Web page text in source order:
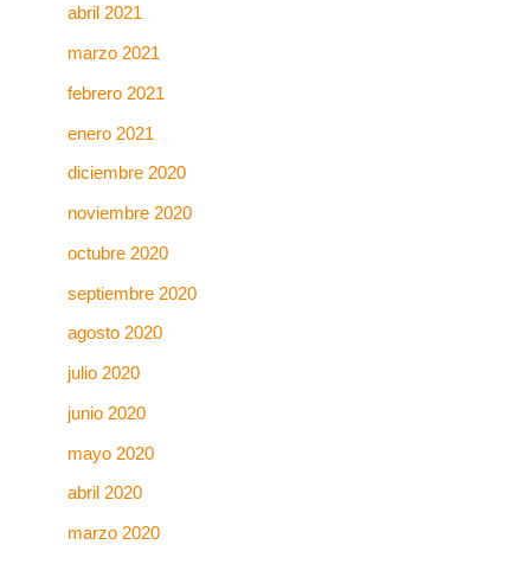
abril 2021
marzo 2021
febrero 2021
enero 2021
diciembre 2020
noviembre 2020
octubre 2020
septiembre 2020
agosto 2020
julio 2020
junio 2020
mayo 2020
abril 2020
marzo 2020